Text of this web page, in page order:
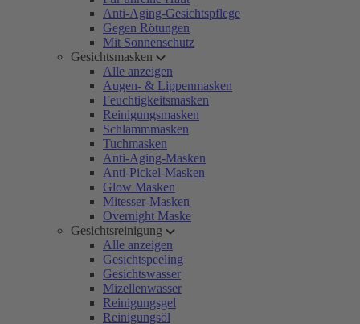
Anti-Aging-Gesichtspflege
Gegen Rötungen
Mit Sonnenschutz
Gesichtsmasken
Alle anzeigen
Augen- & Lippenmasken
Feuchtigkeitsmasken
Reinigungsmasken
Schlammmasken
Tuchmasken
Anti-Aging-Masken
Anti-Pickel-Masken
Glow Masken
Mitesser-Masken
Overnight Maske
Gesichtsreinigung
Alle anzeigen
Gesichtspeeling
Gesichtswasser
Mizellenwasser
Reinigungsgel
Reinigungsöl